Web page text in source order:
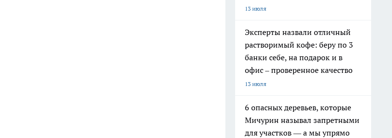
13 июля
Эксперты назвали отличный
растворимый кофе: беру по 3
банки себе, на подарок и в
офис – проверенное качество
13 июля
6 опасных деревьев, которые
Мичурин называл запретными
для участков — а мы упрямо